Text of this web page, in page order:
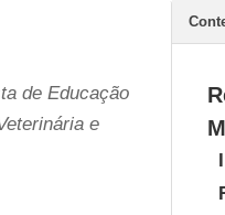
de Educação
e